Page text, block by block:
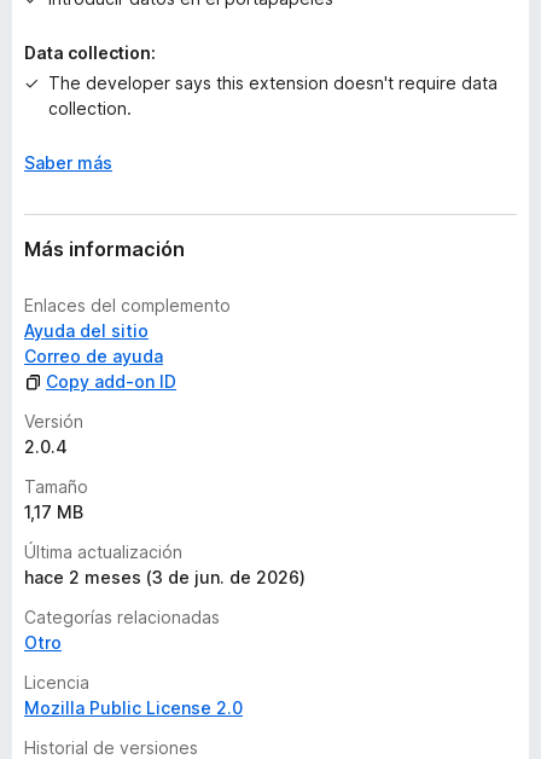
r
c
i
e
Data collection:
The developer says this extension doesn't require data
collection.
Saber más
Más información
Enlaces del complemento
Ayuda del sitio
Correo de ayuda
Copy add-on ID
Versión
2.0.4
Tamaño
1,17 MB
Última actualización
hace 2 meses (3 de jun. de 2026)
Categorías relacionadas
Otro
Licencia
Mozilla Public License 2.0
Historial de versiones